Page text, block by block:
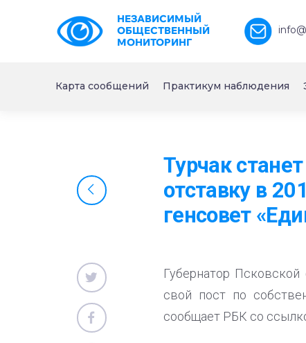
НЕЗАВИСИМЫЙ
ОБЩЕСТВЕННЫЙ
МОНИТОРИНГ
Карта сообщений Практикум наблюдения
Турчак
отставку в
генсовет
Губернатор
свой пост по
сообщает РБК со